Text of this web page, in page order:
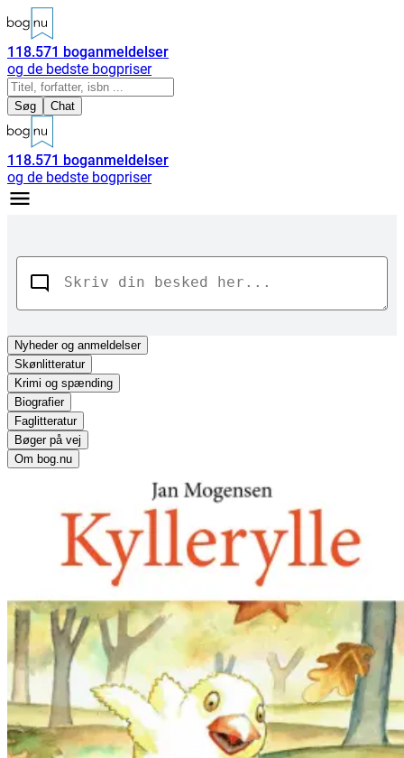
118.571 boganmeldelser
og de bedste bogpriser
Søg Chat
118.571 boganmeldelser
og de bedste bogpriser
Nyhederog anmeldelser
Skønlitteratur
Krimi og spænding
Biografier
Faglitteratur
Bøger på vej
Om bog.nu